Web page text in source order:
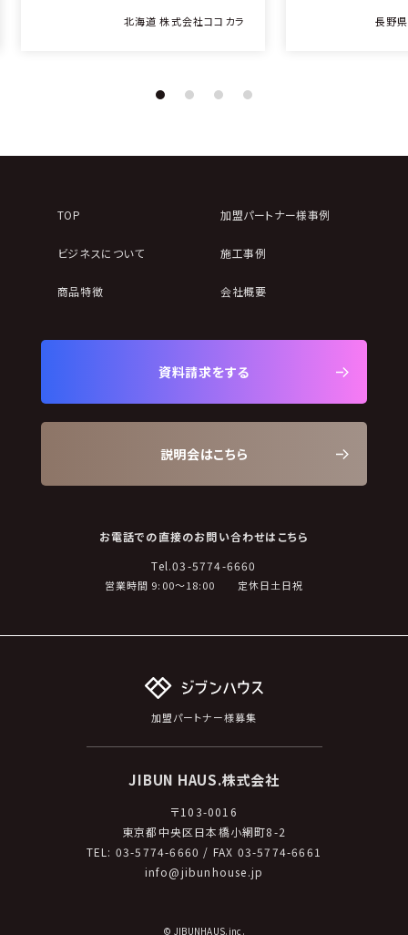
北海道 株式会社ココカラ ⻑野
TOP
ビジネスについて
商品特徴
加盟パートナー様事例
施工事例
会社概要
資料請求をする
説明会はこちら
お電話での直接のお問い合わせはこちら
Tel.03-5774-6660
営業時間 9:00～18:00 定休日土日祝
加盟パートナー様募集
JIBUN HAUS.株式会社
〒103-0016
東京都中央区日本橋小網町8-2
TEL: 03-5774-6660 / FAX 03-5774-6661
info@jibunhouse.jp
© JIBUNHAUS.inc.